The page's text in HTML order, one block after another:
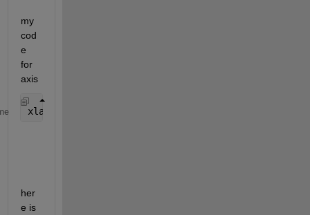
my
cod
e
for
axis
xlabel(
her
e is